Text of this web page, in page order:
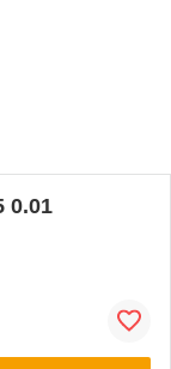
0.01